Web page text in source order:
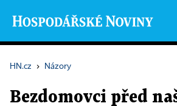
HN.cz › Názory
Bezdomovci před